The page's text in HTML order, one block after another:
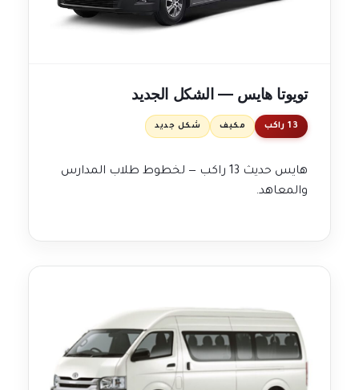
تويوتا هايس — الشكل الجديد
13 راكب مكيف شكل جديد
هايس حديث 13 راكب — لخطوط طلاب المدارس
والمعاهد.